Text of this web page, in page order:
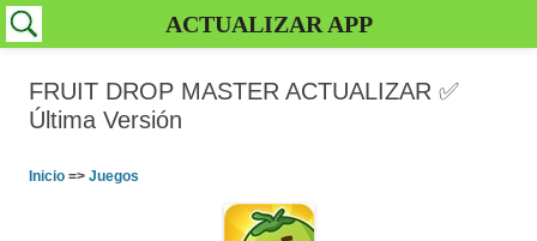
FRUIT DROP MASTER ACTUALIZAR ✅️
Última Versión
Inicio => Juegos
ACTUALIZAR APP